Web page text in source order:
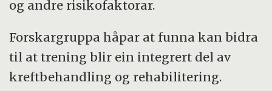
og andre risikofaktorar.
Forskargruppa håpar at funna kan bidra
til at trening blir ein integrert del av
kreftbehandling og rehabilitering.